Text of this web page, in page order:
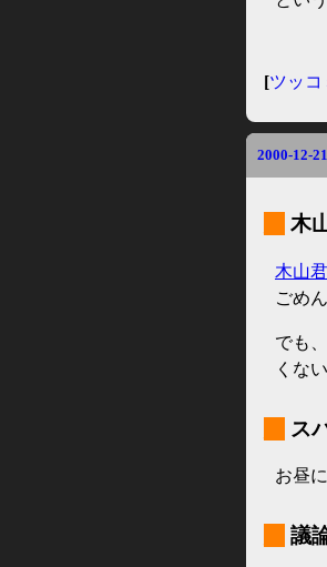
[ツッコ
2000-12-
木
木山君
ごめ
でも
くな
ス
お昼
議